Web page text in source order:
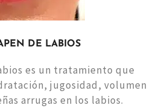
DE LABIOS
es un tratamiento que
jugosidad, volumen
arrugas en los labios.